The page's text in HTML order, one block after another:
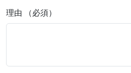
理由 （必須）